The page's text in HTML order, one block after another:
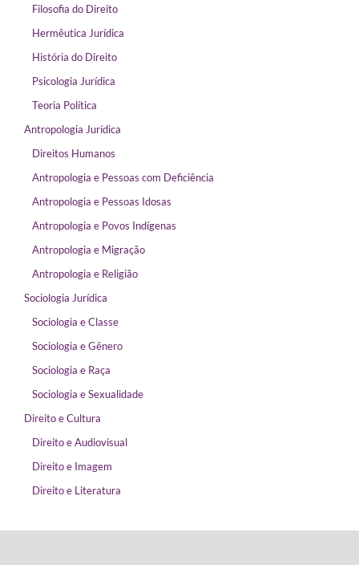
Filosofia do Direito
Hermêutica Jurídica
História do Direito
Psicologia Jurídica
Teoria Política
Antropologia Jurídica
Direitos Humanos
Antropologia e Pessoas com Deficiência
Antropologia e Pessoas Idosas
Antropologia e Povos Indígenas
Antropologia e Migração
Antropologia e Religião
Sociologia Jurídica
Sociologia e Classe
Sociologia e Gênero
Sociologia e Raça
Sociologia e Sexualidade
Direito e Cultura
Direito e Audiovisual
Direito e Imagem
Direito e Literatura